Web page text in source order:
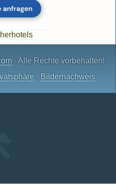
· Alle Rechte vorbehalten!
· Bildernachweis